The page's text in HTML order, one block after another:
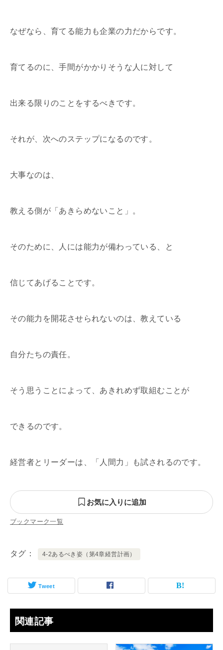
なぜなら、育てる能力も企業の力だからです。
育てるのに、手間がかかりそうな人に対して
出来る限りのことをするべきです。
それが、次へのステップになるのです。
大事なのは、
教える側が「あきらめないこと」。
そのために、人には能力が備わっている、と
信じてあげることです。
その能力を開花させられないのは、教えている
自分たちの責任。
そう思うことによって、あきれめず取組むことが
できるのです。
経営者とリーダーは、「人間力」も試されるのです。
お気に入りに追加
ブックマーク一覧
タグ 4-2あるべき姿（第4章経営計画）
Tweet
関連記事